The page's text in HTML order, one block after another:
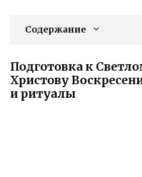
Содержание
Подготовка к
Христову
и ритуалы